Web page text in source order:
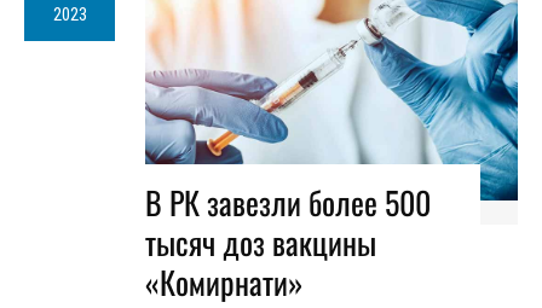
2023
В РК завезли более 500
тысяч доз вакцины
«Комирнати»